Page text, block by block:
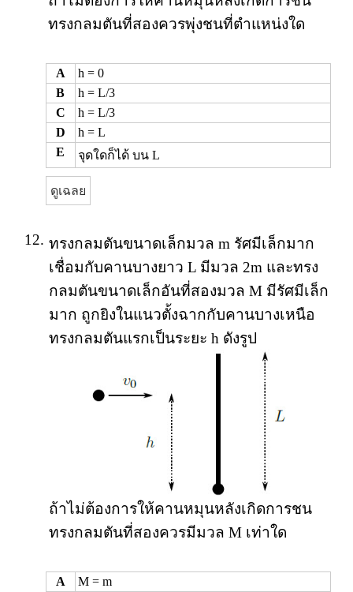
ทรงกลมตันที่สองควรพุ่งชนที่ตำแหน่งใด
A
h = 0
B
h = L/3
C
h = L/3
D
h = L
E
จุดใดก็ได้ บน L
ดูเฉลย
12. ทรงกลมตันขนาดเล็กมวล m รัศมีเล็กมาก
เชื่อมกับคานบางยาว L มีมวล 2m และทรง
กลมตันขนาดเล็กอันที่สองมวล M มีรัศมีเล็ก
มาก ถูกยิงในแนวตั้งฉากกับคานบางเหนือ
ทรงกลมตันแรกเป็นระยะ h ดังรูป
ถ้าไม่ต้องการให้คานหมุนหลังเกิดการชน
ทรงกลมตันที่สองควรมีมวล M เท่าใด
A M = m